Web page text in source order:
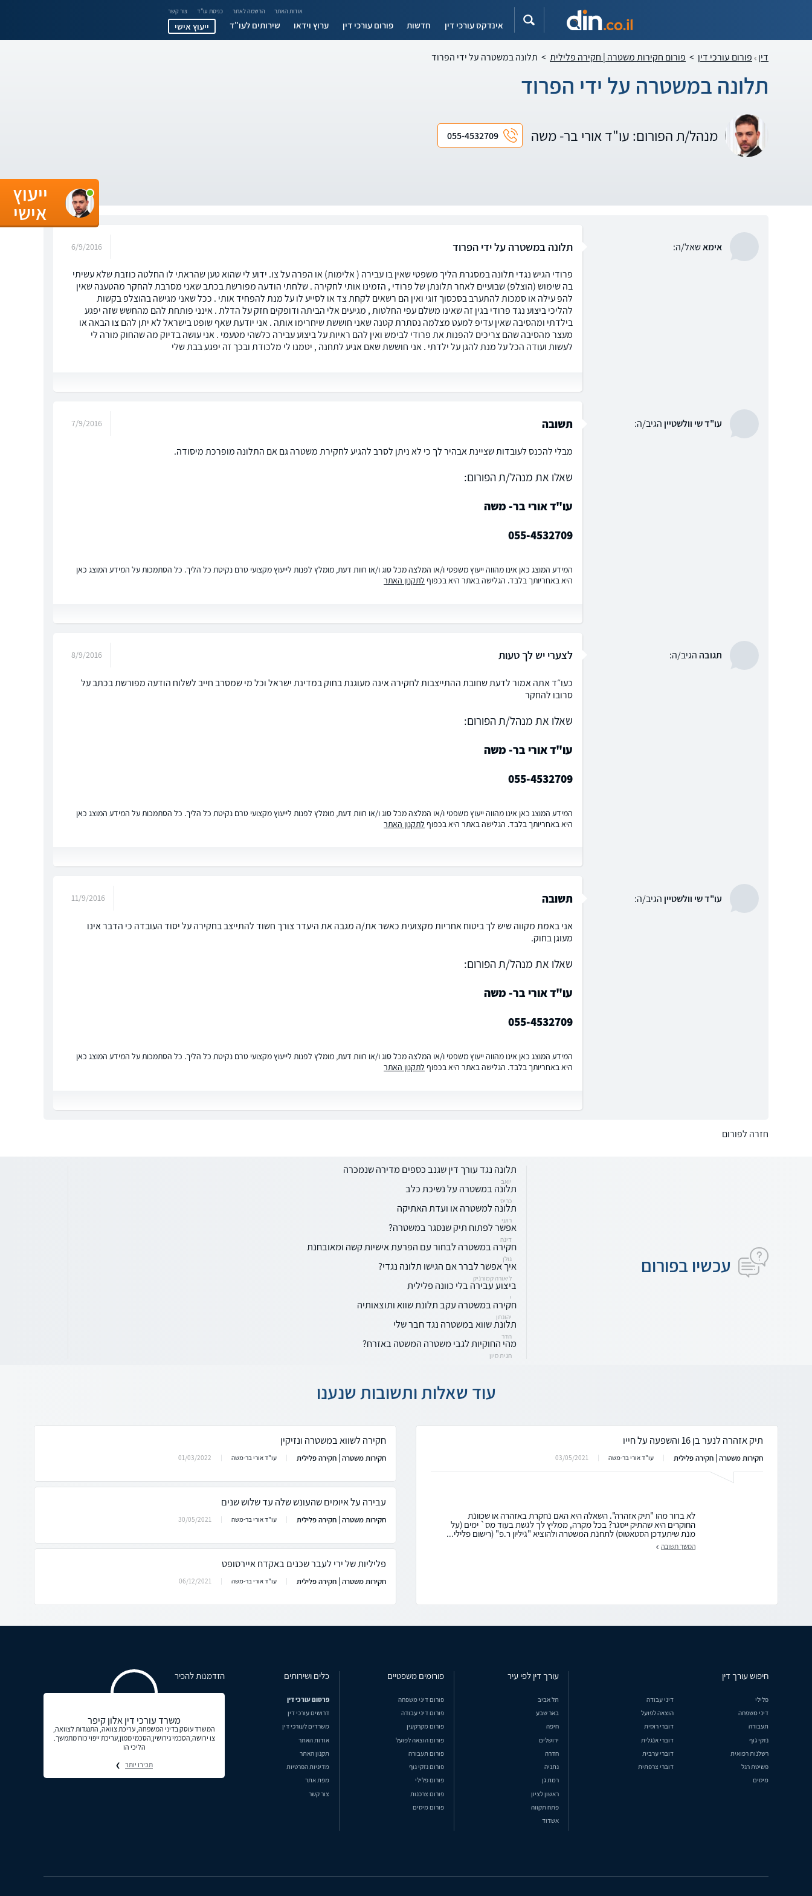
אודות האתר הרשמה לאתר כניסת עו"ד צור קשר
אינדקס עורכי דין חדשות פורום עורכי דין ערוץ וידאו שירותים לעו"ד ייעוץ אישי
דין פורום עורכי דין > פורום חקירות משטרה | חקירה פלילית > תלונה במשטרה על ידי הפרוד
תלונה במשטרה על ידי הפרוד
מנהל/ת הפורום: עו"ד אורי בר- משה 055-4532709
אימאשאל/ה: תלונה במשטרה על ידי הפרוד 6/9/2016
פרודי הגיש נגדי תלונה במסגרת הליך משפטי שאין בו עבירה ( אלימות) או הפרה על צו. ידוע לי שהוא טען שהראתי לו החלטה כוזבת שלא עשיתי
בה שימוש (הוצלפ) שבועיים לאחר תלונתן של פרודי , הזמינו אותי לחקירה . שלחתי הודעה מפורשת בכתב שאני מסרבת להחקר מהטענה שאין
להפ עילה או סמכות להתערב בסכסוך זוגי ואין הם רשאים לקחת צד או לסייע לו על מנת להפחיד אותי . ככל שאני מגישה בהוצלפ בקשות
להליכי ביצוע נגד פרודי בגין זה שאינו משלם עפי החלטות , מגיעים אלי הביתה ודופקים חזק על הדלת . אינני פותחת להם מהחשש שזה יפגע
בילדתי ומהסיבה שאין עדיפ למעט מצלמה נסתרת קטנה שאני חוששת שיחרימו אותה . אני יודעת שאף שופט בישראל לא יתן להם צו הבאה או
מעצר מהסיבה שהם צריכים להפנות את פרודי לבימש ואין להם ראיות על ביצוע עבירה כלשהי מטעמי . אני עושה בדיוק מה שהחוק מורה לי
לעשות ועודה הכל על מנת להגן על ילדתי . אני חוששת שאם אגיע לתחנה , יטמנו לי מלכודת ובכך זה יפגע בבת שלי
עו"ד שי וולשטיין הגיב/ה: תשובה 7/9/2016
מבלי להכנס לעובדות שציינת אבהיר לך כי לא ניתן לסרב להגיע לחקירת משטרה גם אם התלונה מופרכת מיסודה.
שאלו את מנהל/ת הפורום:
עו"ד אורי בר- משה
055-4532709
המידע המוצג כאן אינו מהווה ייעוץ משפטי ו/או המלצה מכל סוג ו/או חוות דעת, מומלץ לפנות לייעוץ מקצועי טרם נקיטת כל הליך. כל הסתמכות על המידע המוצג כאן
היא באחריותך בלבד. הגלישה באתר היא בכפוף לתקנון האתר
תגובההגיב/ה: לצערי יש לך טעות 8/9/2016
כעו״ד אתה אמור לדעת שחובת ההתייצבות לחקירה אינה מעוגנת בחוק במדינת ישראל וכל מי שמסרב חייב לשלוח הודעה מפורשת בכתב על
סרובו להחקר
שאלו את מנהל/ת הפורום:
עו"ד אורי בר- משה
055-4532709
המידע המוצג כאן אינו מהווה ייעוץ משפטי ו/או המלצה מכל סוג ו/או חוות דעת, מומלץ לפנות לייעוץ מקצועי טרם נקיטת כל הליך. כל הסתמכות על המידע המוצג כאן
היא באחריותך בלבד. הגלישה באתר היא בכפוף לתקנון האתר
עו"ד שי וולשטיין הגיב/ה: תשובה 11/9/2016
אני באמת מקווה שיש לך ביטוח אחריות מקצועית כאשר את/ה מגבה את היעדר צורך חשוד להתייצב בחקירה על יסוד העובדה כי הדבר אינו
מעוגן בחוק.
שאלו את מנהל/ת הפורום:
עו"ד אורי בר- משה
055-4532709
המידע המוצג כאן אינו מהווה ייעוץ משפטי ו/או המלצה מכל סוג ו/או חוות דעת, מומלץ לפנות לייעוץ מקצועי טרם נקיטת כל הליך. כל הסתמכות על המידע המוצג כאן
היא באחריותך בלבד. הגלישה באתר היא בכפוף לתקנון האתר
חזרה לפורום
עכשיו בפורום
תלונה נגד עורך דין שגנב כספים מדירה שנמכרה
יואב
תלונה במשטרה על נשיכת כלב
כריס
תלונה למשטרה או ועדת האתיקה
רועי
אפשר לפתוח תיק שנסגר במשטרה?
דינה
חקירה במשטרה לבחור עם הפרעת אישיות קשה ומאובחנת
גולן
איך אפשר לברר אם הגישו תלונה נגדי?
ליאורה קמורניק
ביצוע עבירה בלי כוונה פלילית
י
חקירה במשטרה עקב תלונת שווא ותוצאותיה
יהונתן
תלונת שווא במשטרה נגד חבר שלי
הדר
מהי החוקיות לגבי משטרה המשטה באזרח?
חגית סיון
עוד שאלות ותשובות שנענו
תיק אזהרה לנער בן 16 והשפעה על חייו
חקירות משטרה | חקירה פלילית עו"ד אורי בר-משה 03/05/2021
לא ברור מהו "תיק אזהרה". השאלה היא האם נחקרת באזהרה או שכוונת
החוקרים היא שהתיק ייסגר? בכל מקרה, ממליץ לך לגשת בעוד מס` ימים (על
מנת שיתעדכן הסטאטוס) לתחנת המשטרה ולהוציא "גיליון ר.פ" (רישום פלילי...
המשך תשובה
חקירה לשווא במשטרה ונזיקין
חקירות משטרה | חקירה פלילית עו"ד אורי בר-משה 01/03/2022
עבירה על איומים שהעונש שלה עד שלוש שנים
חקירות משטרה | חקירה פלילית עו"ד אורי בר-משה 30/05/2021
פליליות של ירי לעבר שכנים באקדח איירסופט
חקירות משטרה | חקירה פלילית עו"ד אורי בר-משה 06/12/2021
ייעוץ
אישי
חיפוש עורך דין
פלילי
דיני עבודה
דיני משפחה
הוצאה לפועל
תעבורה
דוברי רוסית
נזקי גוף
דוברי אנגלית
רשלנות רפואית
דוברי ערבית
פשיטת רגל
דוברי צרפתית
מיסים
עורך דין לפי עיר
תל אביב
באר שבע
חיפה
ירושלים
חדרה
נתניה
רמת גן
ראשון לציון
פתח תקווה
אשדוד
פורומים משפטיים
פורום דיני משפחה
פורום דיני עבודה
פורום מקרקעין
פורום הוצאה לפועל
פורום תעבורה
פורום נזקי גוף
פורום פלילי
פורום צרכנות
פורום מיסים
כלים ושירותים
פרסום עורכי דין
דרושים עורכי דין
משרדים לעורכי דין
אודות האתר
תקנון האתר
מדיניות הפרטיות
מפת אתר
צור קשר
הזדמנות להכיר
משרד עורכי דין אלון קיפר
המשרד עוסק בדיני המשפחה, עריכת צוואה, התנגדות לצוואה,
צו ירושה,הסכמי גירושין,הסכמי ממון,עריכת ייפוי כוח מתמשך.
הליכי הו
תכירו יותר